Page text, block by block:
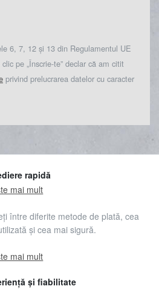
6, 7, 12 și 13 din Regulamentul UE
pe „Înscrie-te” declar că am citit
privind prelucrarea datelor cu caracter
rapidă
mai mult
între diferite metode de plată, cea
și cea mai sigură.
mai mult
și fiabilitate